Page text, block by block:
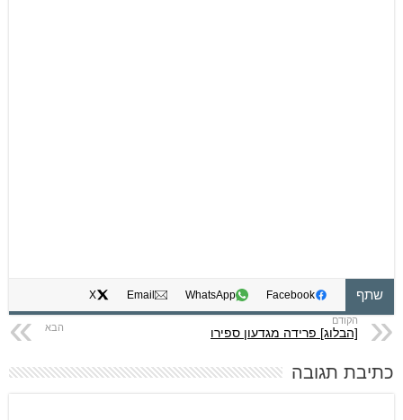
שתף Facebook
WhatsApp
Email
X
[הבלוג] פרידה מגדעון ספירו
כתיבת תגובה